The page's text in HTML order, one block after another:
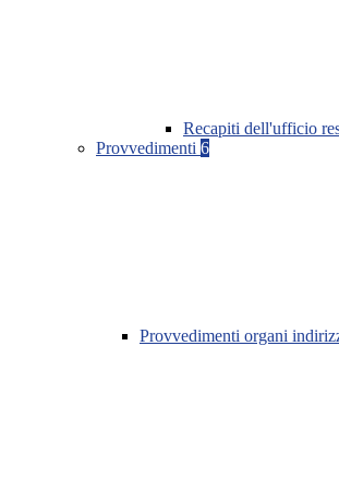
Recapiti dell'ufficio
Provvedimenti 6
Provvedimenti organi